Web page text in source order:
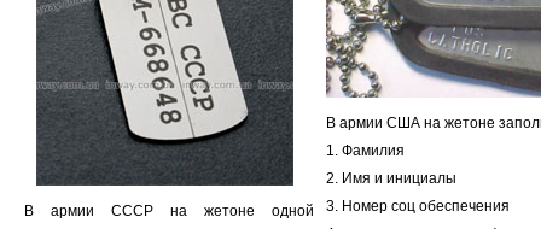
В армии СССР на жетоне одной
В армии США на жетоне
1. Фамилия
2. Имя и инициалы
3. Номер соц обеспечения